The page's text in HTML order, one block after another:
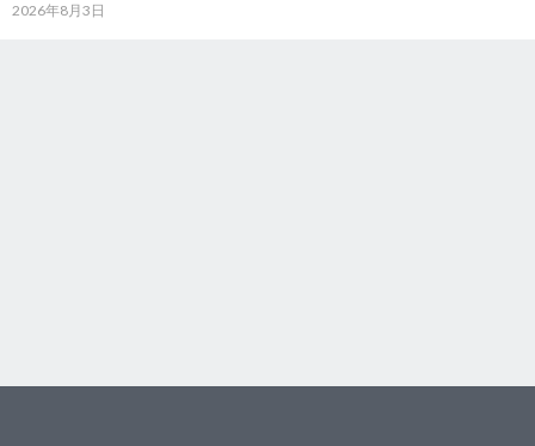
2026年8月3日